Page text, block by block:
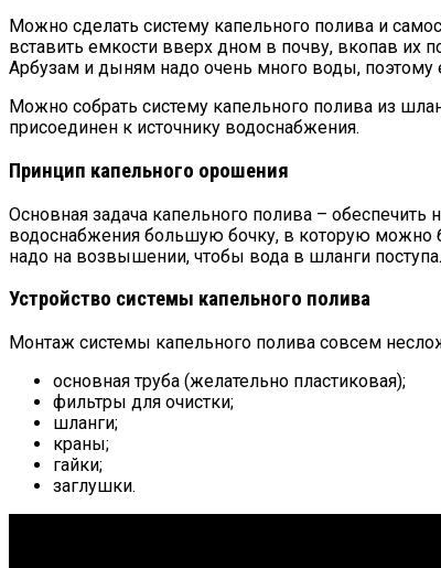
Можно сделать систему капельного полива и
вставить емкости вверх дном в почву, вкопав их
Арбузам и дыням надо очень много воды,
Можно собрать систему капельного полива из
присоединен к источнику водоснабжения.
Принцип капельного орошения
Основная задача капельного полива –
водоснабжения большую бочку, в которую можно
надо на возвышении, чтобы вода в шланги
Устройство системы капельного полива
Монтаж системы капельного полива совсем
основная труба (желательно пластиковая);
фильтры для очистки;
шланги;
краны;
гайки;
заглушки.